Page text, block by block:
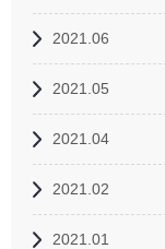
2021.06
2021.05
2021.04
2021.02
2021.01